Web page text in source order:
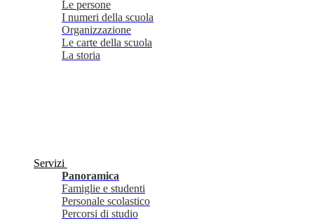
Le persone
I numeri della scuola
Organizzazione
Le carte della scuola
La storia
Servizi
Panoramica
Famiglie e studenti
Personale scolastico
Percorsi di studio